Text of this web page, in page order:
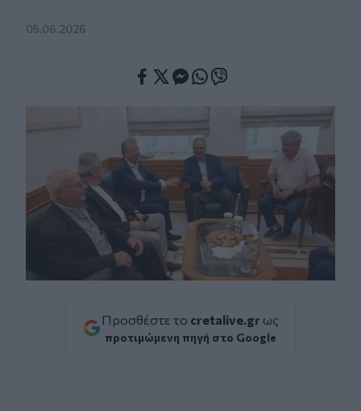
05.06.2026
Προσθέστε το cretalive.gr ως
προτιμώμενη πηγή στο Google